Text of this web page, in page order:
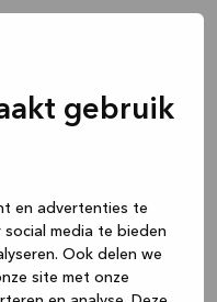
gebruik
en advertenties te
media te bieden
Ook delen we
site met onze